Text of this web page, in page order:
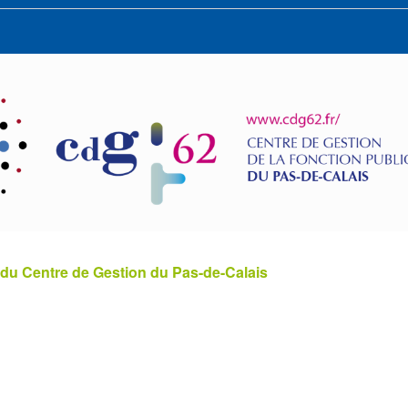
Centre de Gestion du Pas-de-Calais